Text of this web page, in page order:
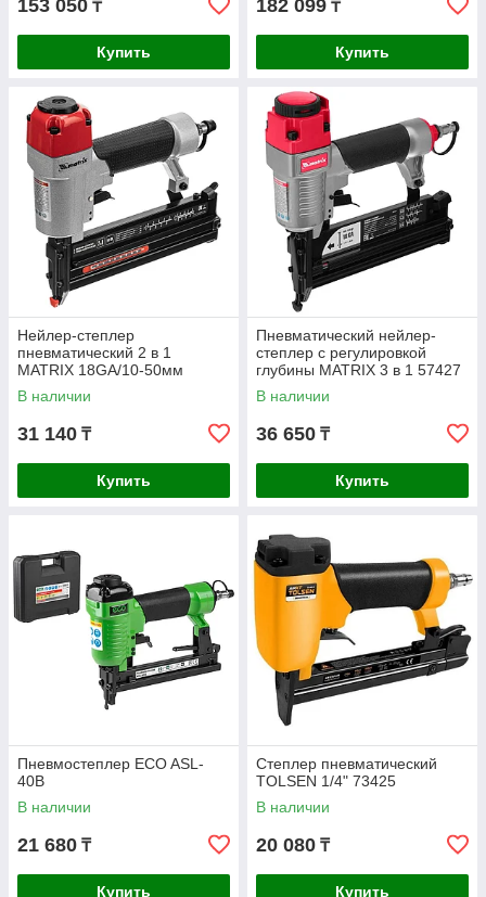
153 050 ₸
Купить
182 099 ₸
Купить
Нейлер-степлер
пневматический 2 в 1
MATRIX 18GA/10-50мм
18GA/13-40мм 57426
В наличии
31 140 ₸
Купить
Пневматический нейлер-
степлер с регулировкой
глубины MATRIX 3 в 1 57427
В наличии
36 650 ₸
Купить
Пневмостеплер ECO ASL-
40B
В наличии
21 680 ₸
Купить
Степлер пневматический
TOLSEN 1/4" 73425
В наличии
20 080 ₸
Купить